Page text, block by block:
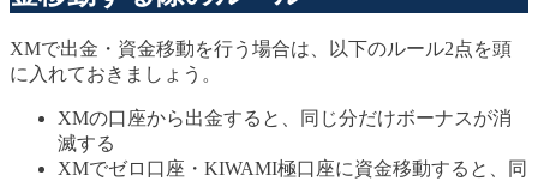
XMで出金・資金移動を行う場合は、以下のルール2点を頭
に入れておきましょう。
XMの口座から出金すると、同じ分だけボーナスが消
滅する
XMでゼロ口座・KIWAMI極口座に資金移動すると、同